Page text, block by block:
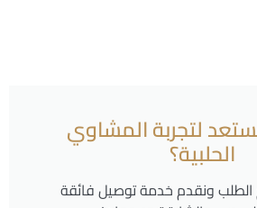
لتجربة المشاوي
الحلبية؟
الطلب ونقدم خدمة توصيل فائقة